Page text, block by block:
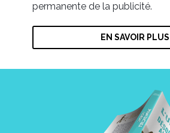
permanente de la publicité.
EN SAVOIR PLUS